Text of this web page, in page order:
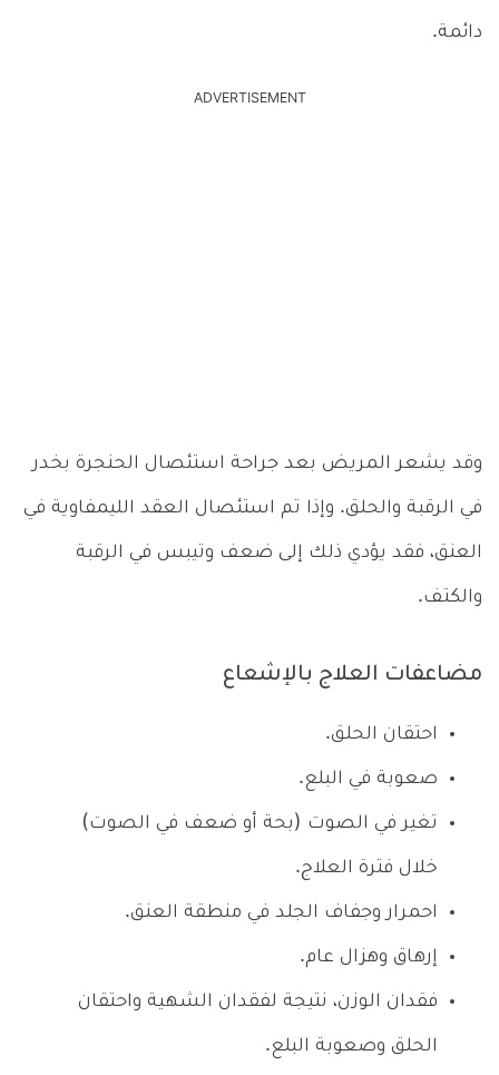
دائمة.
ADVERTISEMENT
وقد يشعر المريض بعد جراحة استئصال الحنجرة بخدر
في الرقبة والحلق. وإذا تم استئصال العقد الليمفاوية في
العنق، فقد يؤدي ذلك إلى ضعف وتيبس في الرقبة
والكتف.
مضاعفات العلاج بالإشعاع
احتقان الحلق.
صعوبة في البلع.
تغير في الصوت (بحة أو ضعف في الصوت)
خلال فترة العلاج.
احمرار وجفاف الجلد في منطقة العنق.
إرهاق وهزال عام.
فقدان الوزن، نتيجة لفقدان الشهية واحتقان
الحلق وصعوبة البلع.